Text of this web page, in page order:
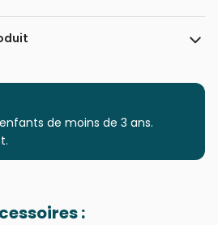
Bluebird Puzzle
Puzzles - Cottages et
de moins de 3 ans.
: